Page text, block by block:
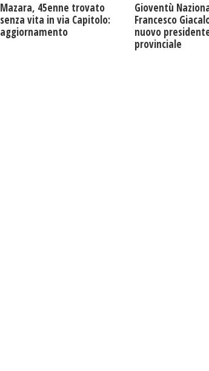
Mazara, 45enne trovato
senza vita in via Capitolo:
aggiornamento
Gioventù
Francesco
nuovo
provinciale